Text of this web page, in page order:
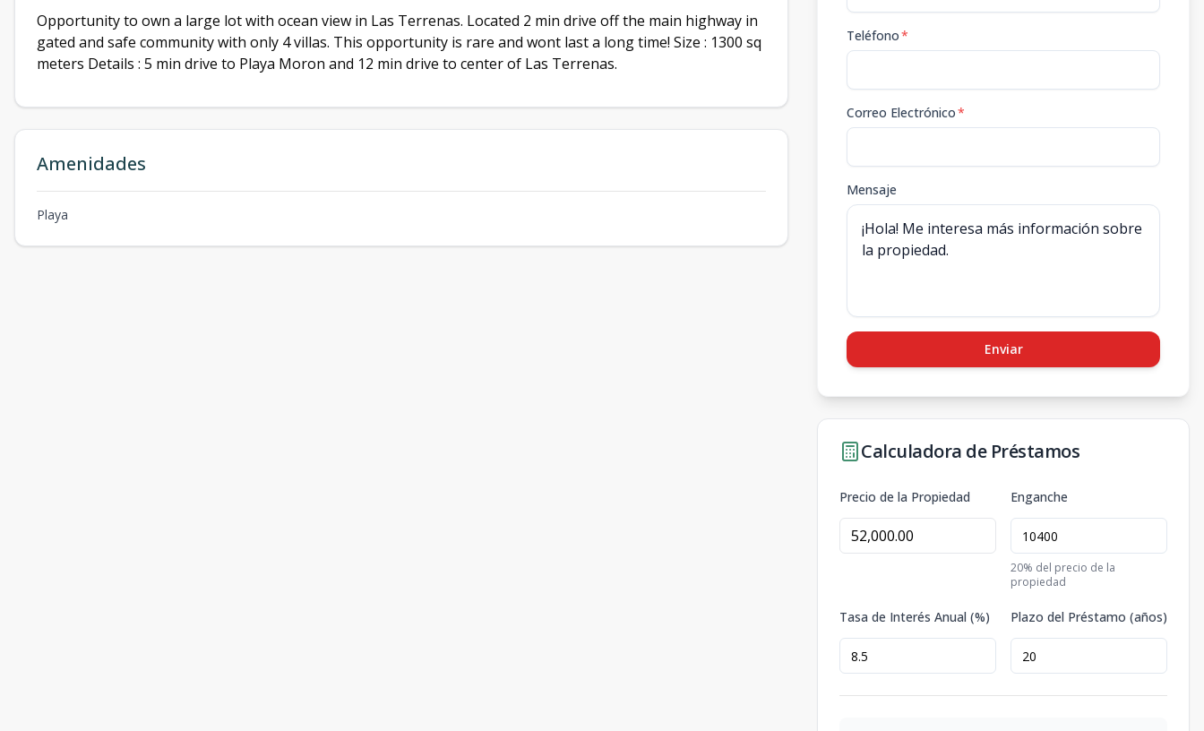
Opportunity to own a large lot with ocean view in Las Terrenas. Located 2 min drive off the main highway in
gated and safe community with only 4 villas. This opportunity is rare and wont last a long time! Size : 1300 sq
meters Details : 5 min drive to Playa Moron and 12 min drive to center of Las Terrenas.
Amenidades
Playa
Teléfono*
Correo Electrónico*
Mensaje
Enviar
Calculadora de Préstamos
Precio de la Propiedad Enganche
20% del precio de la
propiedad
Tasa de Interés Anual (%) Plazo del Préstamo (años)